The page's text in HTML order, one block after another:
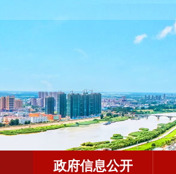
政府信息公开